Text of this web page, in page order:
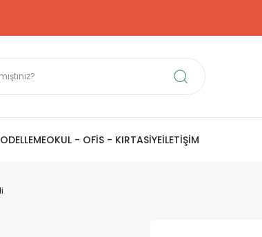
OKUL - OFİS - KIRTASİYEİLETİŞİM